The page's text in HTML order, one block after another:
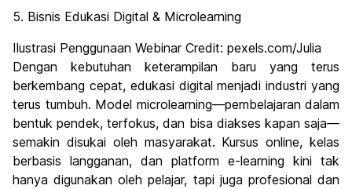
5. Bisnis Edukasi Digital & Microlearning
Ilustrasi Penggunaan Webinar Credit: pexels.com/Julia
Dengan kebutuhan keterampilan baru yang terus
berkembang cepat, edukasi digital menjadi industri yang
terus tumbuh. Model microlearning—pembelajaran dalam
bentuk pendek, terfokus, dan bisa diakses kapan saja—
semakin disukai oleh masyarakat. Kursus online, kelas
berbasis langganan, dan platform e-learning kini tak
hanya digunakan oleh pelajar, tapi juga profesional dan